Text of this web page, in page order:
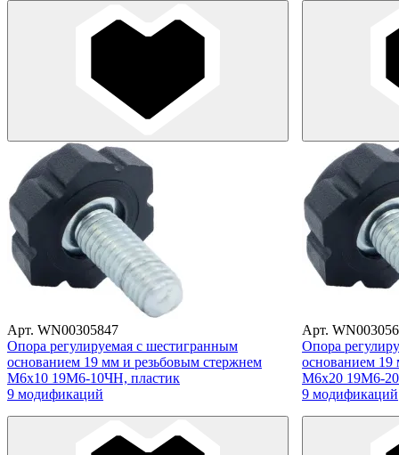
Арт. WN00305847
Опора регулируемая с шестигранным
основанием 19 мм и резьбовым стержнем
М6х10 19М6-10ЧН, пластик
9 модификаций
Арт.
Опора
основанием 19
М6х20 19М6-
9 модификаций